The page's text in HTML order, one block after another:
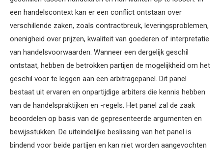
een handelscontext kan er een conflict ontstaan over
verschillende zaken, zoals contractbreuk, leveringsproblemen,
onenigheid over prijzen, kwaliteit van goederen of interpretatie
van handelsvoorwaarden. Wanneer een dergelijk geschil
ontstaat, hebben de betrokken partijen de mogelijkheid om het
geschil voor te leggen aan een arbitragepanel. Dit panel
bestaat uit ervaren en onpartijdige arbiters die kennis hebben
van de handelspraktijken en -regels. Het panel zal de zaak
beoordelen op basis van de gepresenteerde argumenten en
bewijsstukken. De uiteindelijke beslissing van het panel is
bindend voor beide partijen en kan niet worden aangevochten